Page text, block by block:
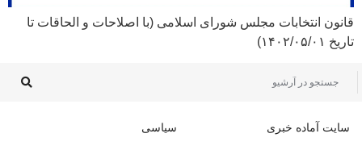
قانون انتخابات مجلس شورای اسلامی (با اصلاحات و الحاقات تا
تاریخ ۱۴۰۲/۰۵/۰۱)
سایت آماده خبری سیاسی